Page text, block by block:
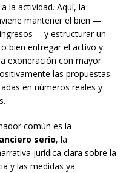
la actividad. Aquí, la
mantener el bien —
y estructurar un
bien entregar el activo y
exoneración con mayor
las propuestas
en números reales y
común es la
serio, la
jurídica clara sobre la
y las medidas ya